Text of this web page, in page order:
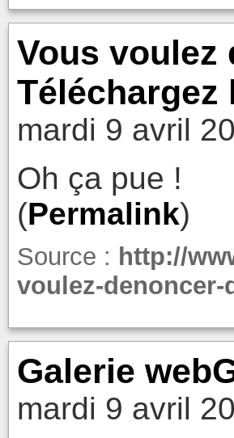
Vous voulez
mardi 9 avril
Oh ça pue !
(Permalink)
Source : http://
voulez-
Galerie
mardi 9 avril